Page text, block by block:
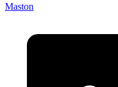
Maston